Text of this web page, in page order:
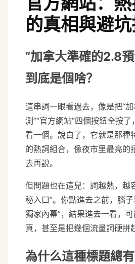
的真相與避
“加拿大準確的2.8
到底是個啥？
這串詞一眼看過去，像是把“加
測”“官方網站”四個按鈕全按
看一個。說白了，它就是那種
的熱詞組合，像夜市里最亮的
去再說。
但問題也在這兒：詞越熱，越
秘入口”。你點進去之前，腦
獨家內幕”，結果進去一看，
頁，甚至是把幾個流量詞硬拼
為什么這種標題總有